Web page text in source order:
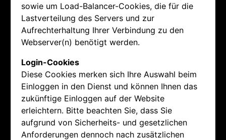
sowie um Load-Balancer-Cookies, die für die
Lastverteilung des Servers und zur
Aufrechterhaltung Ihrer Verbindung zu den
Webserver(n) benötigt werden.
Login-Cookies
Diese Cookies merken sich Ihre Auswahl beim
Einloggen in den Dienst und können Ihnen das
zukünftige Einloggen auf der Website
erleichtern. Bitte beachten Sie, dass Sie
aufgrund von Sicherheits- und gesetzlichen
Anforderungen dennoch nach zusätzlichen